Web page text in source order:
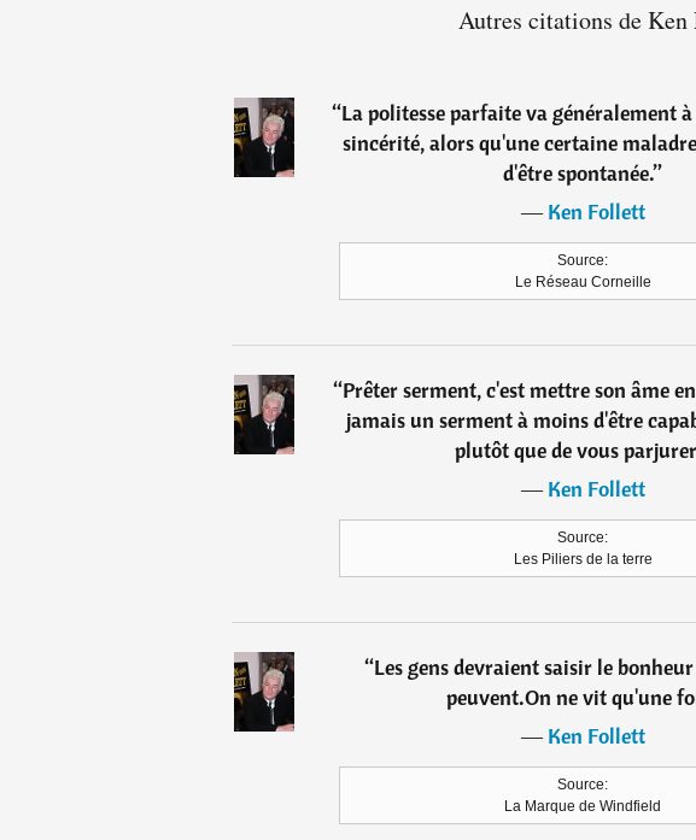
Autres citations de
“La politesse parfaite va généralement
sincérité, alors qu'une certaine
d'être spontanée.”
―Ken Follett
Source:
Le Réseau Corneille
“Prêter serment, c'est mettre son âme
jamais un serment à moins d'être
plutôt que de vous
―Ken Follett
Source:
Les Piliers de la terre
“Les gens devraient saisir le
peuvent.On ne vit qu'une
―Ken Follett
Source:
La Marque de Windfield